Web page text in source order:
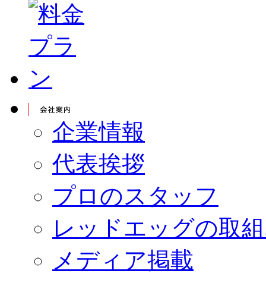
企業情報
代表挨拶
プロのスタッフ
レッドエッグの取
メディア掲載